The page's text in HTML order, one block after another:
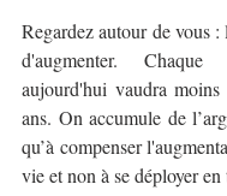
Regardez autour de vous :
d'augmenter. Chaque
aujourd'hui vaudra
ans. On accumule de
qu’à compenser
vie et non à se déployer